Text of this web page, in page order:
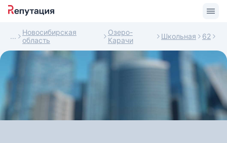
Новосибирская
область
Озеро-
Карачи
Школьная 62